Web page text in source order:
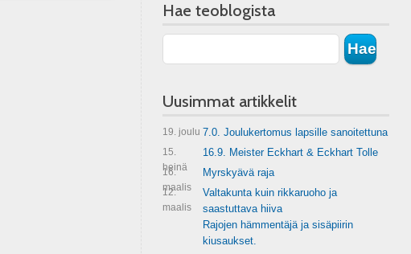
Hae teoblogista
Uusimmat artikkelit
19. joulu 7.0. Joulukertomus lapsille sanoitettuna
15.
heinä
16.9. Meister Eckhart & Eckhart Tolle
16.
maalis
Myrskyävä raja
12.
maalis
Valtakunta kuin rikkaruoho ja
saastuttava hiiva
Rajojen hämmentäjä ja sisäpiirin
kiusaukset.